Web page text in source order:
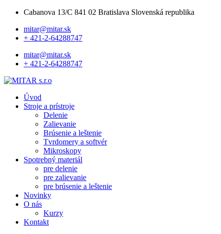
Cabanova 13/C 841 02 Bratislava Slovenská republika
mitar@mitar.sk
+ 421-2-64288747
mitar@mitar.sk
+ 421-2-64288747
Úvod
Stroje a prístroje
Delenie
Zalievanie
Brúsenie a leštenie
Tvrdomery a softvér
Mikroskopy
Spotrebný materiál
pre delenie
pre zalievanie
pre brúsenie a leštenie
Novinky
O nás
Kurzy
Kontakt